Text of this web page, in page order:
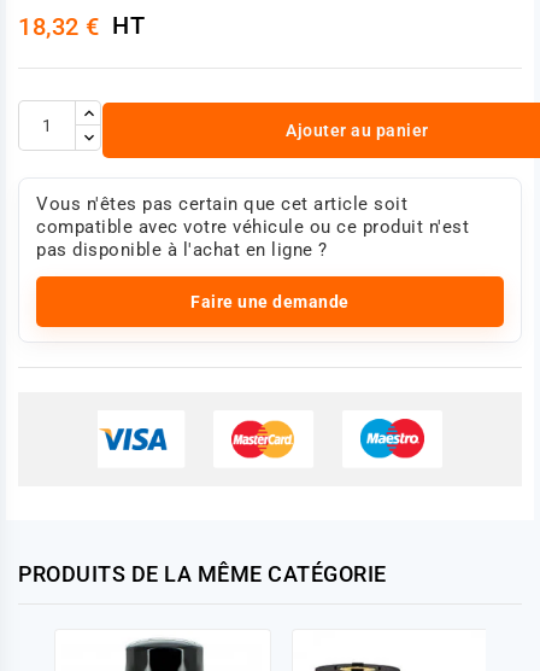
18,32 € HT
Ajouter au panier
Vous n'êtes pas certain que cet article soit
compatible avec votre véhicule ou ce produit n'est
pas disponible à l'achat en ligne ?
Faire une demande
PRODUITS DE LA MÊME CATÉGORIE